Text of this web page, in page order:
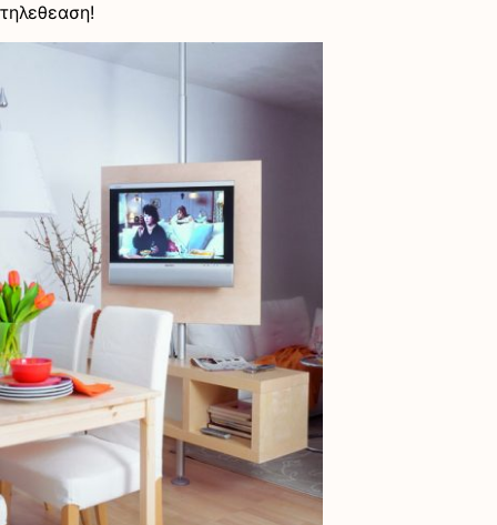
τηλεθεαση!